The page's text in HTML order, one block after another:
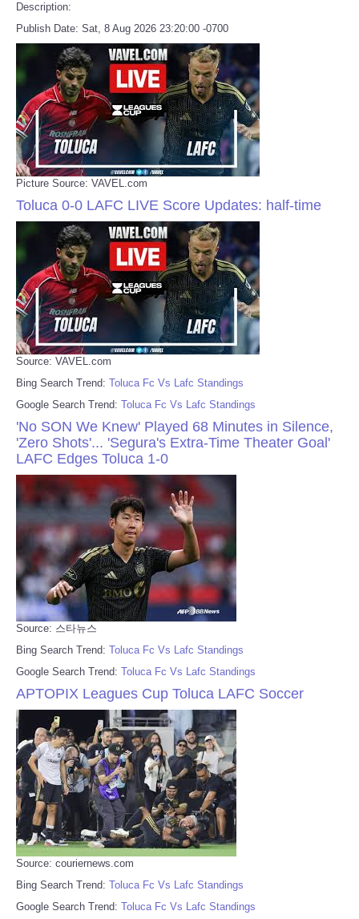
Description:
Publish Date: Sat, 8 Aug 2026 23:20:00 -0700
Picture Source: VAVEL.com
Toluca 0-0 LAFC LIVE Score Updates: half-time
Source: VAVEL.com
Bing Search Trend: Toluca Fc Vs Lafc Standings
Google Search Trend: Toluca Fc Vs Lafc Standings
'No SON We Knew' Played 68 Minutes in Silence,
'Zero Shots'... 'Segura's Extra-Time Theater Goal'
LAFC Edges Toluca 1-0
Source: 스타뉴스
Bing Search Trend: Toluca Fc Vs Lafc Standings
Google Search Trend: Toluca Fc Vs Lafc Standings
APTOPIX Leagues Cup Toluca LAFC Soccer
Source: couriernews.com
Bing Search Trend: Toluca Fc Vs Lafc Standings
Google Search Trend: Toluca Fc Vs Lafc Standings